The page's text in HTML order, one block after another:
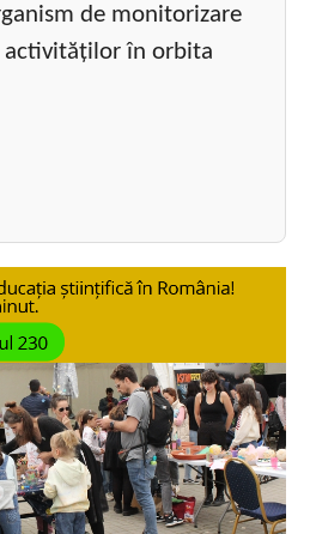
de monitorizare
activităților în orbita